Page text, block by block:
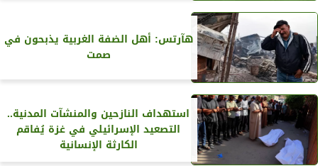
هآرتس: أهل الضفة الغربية يذبحون في
صمت
استهداف النازحين والمنشآت المدنية..
التصعيد الإسرائيلي في غزة يُفاقم
الكارثة الإنسانية